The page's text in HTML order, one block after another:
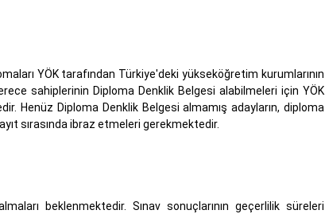
YÖK tarafından Türkiye'deki yükseköğretim kurumlarının
sahiplerinin Diploma Denklik Belgesi alabilmeleri için YÖK
Henüz Diploma Denklik Belgesi almamış adayların, diploma
sırasında ibraz etmeleri gerekmektedir.
beklenmektedir. Sınav sonuçlarının geçerlilik süreleri